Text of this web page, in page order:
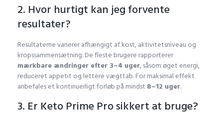
2. Hvor hurtigt kan jeg forvente
resultater?
Resultaterne varierer afhængigt af kost, aktivitetsniveau og
kropssammensætning. De fleste brugere rapporterer
mærkbare ændringer efter 3–4 uger, såsom øget energi,
reduceret appetit og lettere vægttab. For maksimal effekt
anbefales et kontinuerligt forløb på mindst 8–12 uger.
3. Er Keto Prime Pro sikkert at bruge?